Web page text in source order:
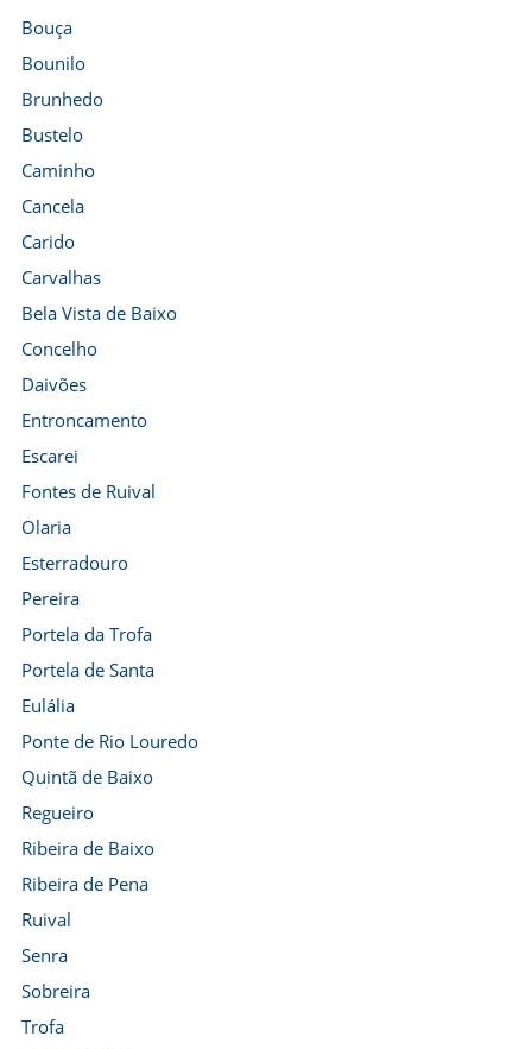
Bouça
Bounilo
Brunhedo
Bustelo
Caminho
Cancela
Carido
Carvalhas
Bela Vista de Baixo
Concelho
Daivões
Entroncamento
Escarei
Fontes de Ruival
Olaria
Esterradouro
Pereira
Portela da Trofa
Portela de Santa
Eulália
Ponte de Rio Louredo
Quintã de Baixo
Regueiro
Ribeira de Baixo
Ribeira de Pena
Ruival
Senra
Sobreira
Trofa